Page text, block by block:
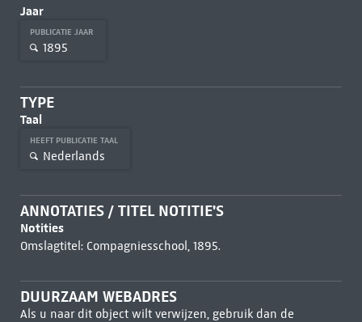
Jaar
PUBLICATIE JAAR
1895
TYPE
Taal
HEEFT PUBLICATIE TAAL
Nederlands
ANNOTATIES / TITEL NOTITIE'S
Notities
Omslagtitel: Compagniesschool, 1895.
DUURZAAM WEBADRES
Als u naar dit object wilt verwijzen, gebruik dan de